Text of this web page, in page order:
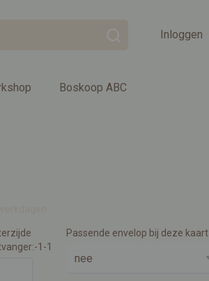
Inloggen
Boskoop ABC
1-1
Passende envelop bij deze kaart